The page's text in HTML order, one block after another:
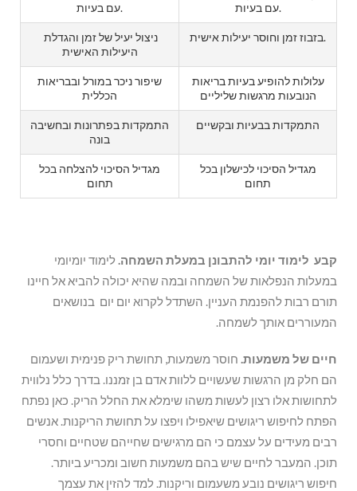
עם בעיות.
עם בעיות.
בזבוז זמן וחוסר יעילות אישית.
היעילות האישית
עלולות להופיע בעיות בריאות
הנובעות מרגשות שליליים
שיפור ניכר במורל ובבריאות
הכללית
התמקדות בבעיות ובקשיים
התמקדות בפתרונות ובחשיבה
בונה
מגדיל הסיכוי לכישלון בכל
תחום
מגדיל הסיכוי להצלחה בכל
תחום
קבע לימוד יומי להתבונן במעלת השמחה.לימוד יומיומי
במעלות הנפלאות של השמחה ובמה שהיא יכולה להביא אל חיינו
תורם רבות להפנמת העניין. השתדל לקרוא יום יום בנושאים
המעוררים אותך לשמחה.
חיים של משמעות. חוסר משמעות, תחושת ריק פנימית ושעמום
הם חלק מן הרגשות שעשויים ללוות אדם בן זמננו. בדרך כלל נלווית
לתחושות אלו רצון לעשות משהו שימלא את החלל הריק. כאן נפתח
הפתח לחיפוש ריגושים שיאפילו ויפצו על תחושת הריקנות. אנשים
רבים מעידים על עצמם כי הם מרגישים שחייהם שטחיים וחסרי
תוכן. המעבר לחיים שיש בהם משמעות חשוב ומכריע ביותר.
חיפוש ריגושים נובע משעמום וריקנות. למד להזין את עצמך